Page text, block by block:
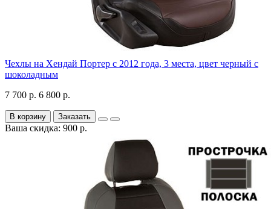
Чехлы на Хендай Портер с 2012 года, 3 места, цвет черный с
шоколадным
7 700 р. 6 800 р.
В корзину Заказать
Ваша скидка: 900 р.